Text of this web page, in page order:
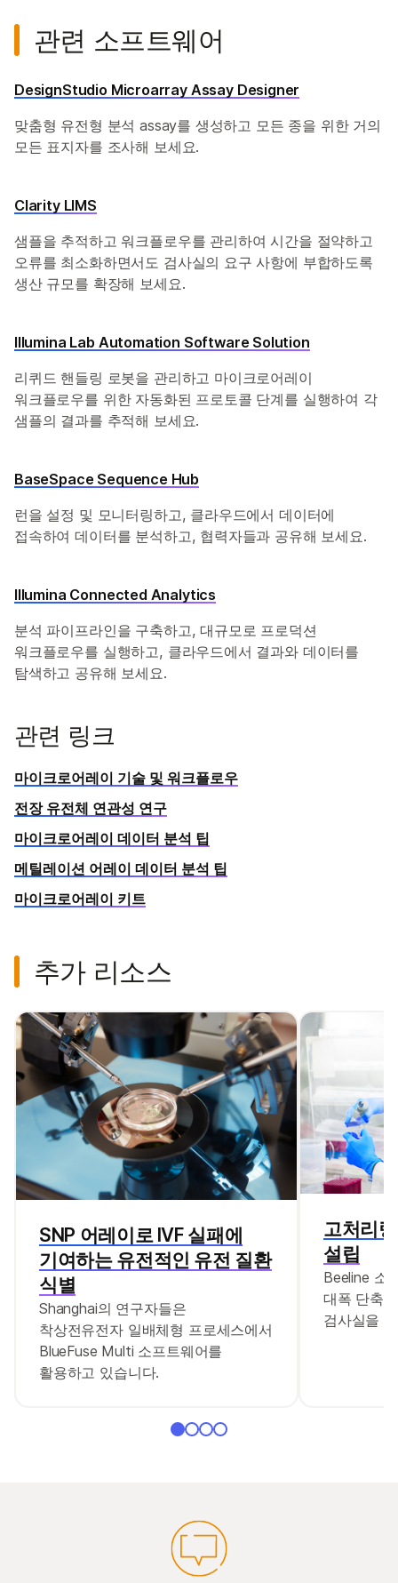
관련 소프트웨어
DesignStudio Microarray Assay Designer
맞춤형 유전형 분석 assay를 생성하고 모든 종을 위한 거의
모든 표지자를 조사해 보세요.
Clarity LIMS
샘플을 추적하고 워크플로우를 관리하여 시간을 절약하고
오류를 최소화하면서도 검사실의 요구 사항에 부합하도록
생산 규모를 확장해 보세요.
Illumina Lab Automation Software Solution
리퀴드 핸들링 로봇을 관리하고 마이크로어레이
워크플로우를 위한 자동화된 프로토콜 단계를 실행하여 각
샘플의 결과를 추적해 보세요.
BaseSpace Sequence Hub
런을 설정 및 모니터링하고, 클라우드에서 데이터에
접속하여 데이터를 분석하고, 협력자들과 공유해 보세요.
Illumina Connected Analytics
분석 파이프라인을 구축하고, 대규모로 프로덕션
워크플로우를 실행하고, 클라우드에서 결과와 데이터를
탐색하고 공유해 보세요.
관련 링크
마이크로어레이 기술 및 워크플로우
전장 유전체 연관성 연구
마이크로어레이 데이터 분석 팁
메틸레이션 어레이 데이터 분석 팁
마이크로어레이 키트
추가 리소스
SNP 어레이로 IVF 실패에
기여하는 유전적인 유전 질환
식별
Shanghai의 연구자들은
착상전유전자 일배체형 프로세스에서
BlueFuse Multi 소프트웨어를
활용하고 있습니다.
고처리
설립
Beeline 소
대폭 단축
검사실을